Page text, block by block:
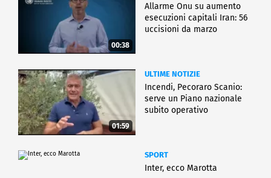
00:38
Allarme Onu su aumento
esecuzioni capitali Iran: 56
uccisioni da marzo
01:59
ULTIME NOTIZIE
Incendi, Pecoraro Scanio:
serve un Piano nazionale
subito operativo
SPORT
Inter, ecco Marotta